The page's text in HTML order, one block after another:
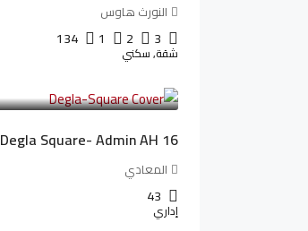
النورث هاوس
3
2
1
134
شقة, سكني
Degla Square- Admin AH 16
المعادي
43
إداري